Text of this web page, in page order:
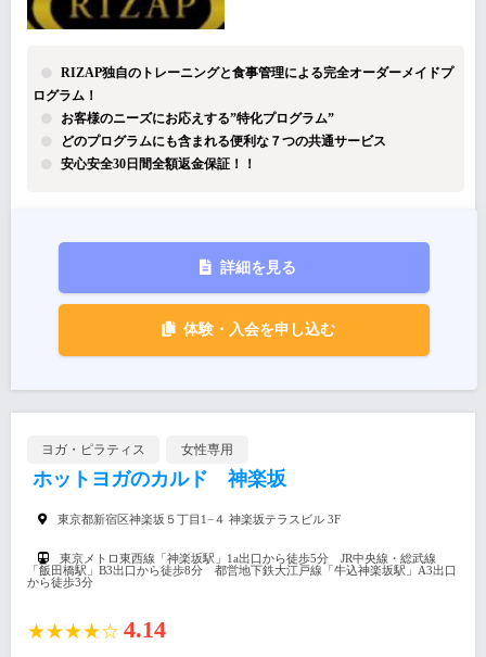
RIZAP独自のトレーニングと食事管理による完全オーダーメイドプ
ログラム！
お客様のニーズにお応えする”特化プログラム”
どのプログラムにも含まれる便利な７つの共通サービス
安心安全30日間全額返金保証！！
詳細を見る
体験・入会を申し込む
ヨガ・ピラティス 女性専用
ホットヨガのカルド 神楽坂
東京都新宿区神楽坂５丁目1−４ 神楽坂テラスビル 3F
東京メトロ東西線「神楽坂駅」1a出口から徒歩5分 JR中央線・総武線
「飯田橋駅」B3出口から徒歩8分 都営地下鉄大江戸線「牛込神楽坂駅」A3出口
から徒歩3分
★★★★☆ 4.14